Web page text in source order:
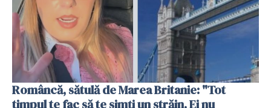
Româncă, sătulă de Marea Britanie: "Tot
timpul te fac să te simți un străin. Ei nu